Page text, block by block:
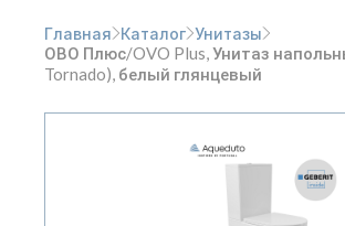
Главная Каталог Унитазы
ОВО Плюс/OVO Plus, Унитаз
Tornado), белый глянцевый